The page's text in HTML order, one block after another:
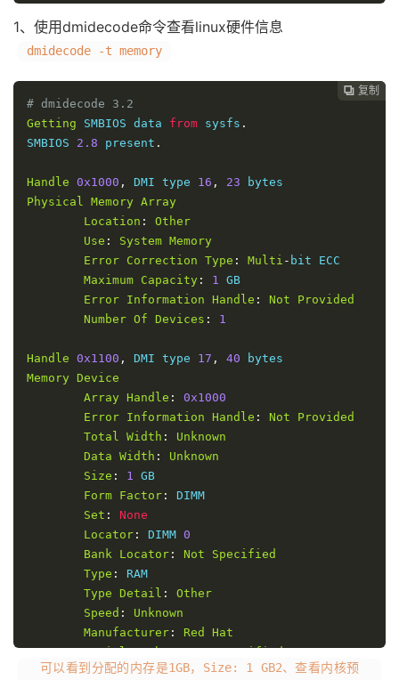
1、使用dmidecode命令查看linux硬件信息
dmidecode -t memory
 复制
# dmidecode 3.2
Getting SMBIOS data from sysfs .
SMBIOS 2.8 present .
Handle 0x1000 , DMI type 16 , 23
Physical Memory Array
Location :
Other
Use : System Memory
Error Correction Type : Multi - bit ECC
Maximum Capacity : 1 GB
Error Information Handle : Not
Provided
Number Of Devices : 1
Handle 0x1100 , DMI type 17 , 40
Memory Device
Array Handle :
0x1000
Error Information Handle : Not
Provided
Total Width :
Unknown
Data Width :
Unknown
Size : 1 GB
Form Factor :
DIMM
Set :
None
Locator : DIMM 0
Bank Locator : Not
Specified
Type :
RAM
Type Detail :
Other
Speed :
Unknown
Manufacturer : Red
Hat
Serial Number: Not Specified
Asset Tag: Not
Specified
可以看到分配的内存是1GB，Size: 1 GB2、查看内核预